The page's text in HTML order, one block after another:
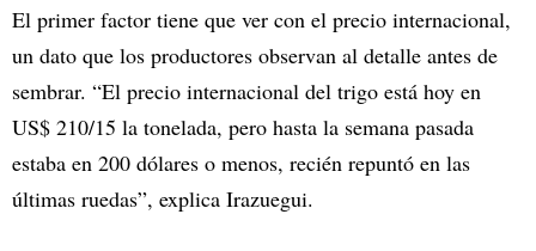
El primer factor tiene que ver con el precio internacional,
un dato que los productores observan al detalle antes de
sembrar. “El precio internacional del trigo está hoy en
US$ 210/15 la tonelada, pero hasta la semana pasada
estaba en 200 dólares o menos, recién repuntó en las
últimas ruedas”, explica Irazuegui.